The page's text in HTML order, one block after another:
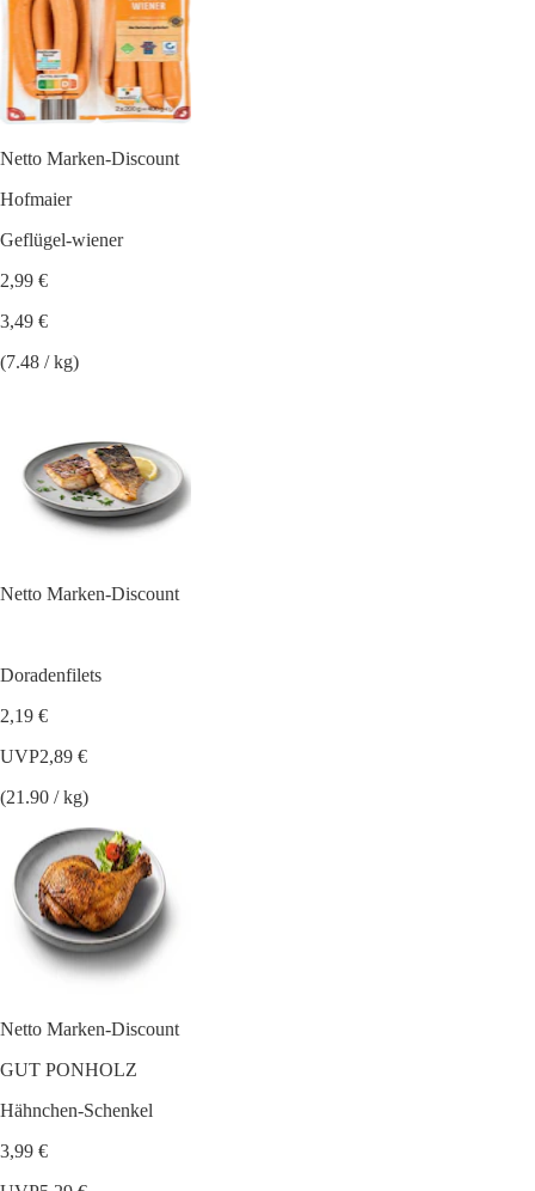
Netto Marken-Discount
Hofmaier
Geflügel-wiener
2,99 €
3,49 €
(7.48 / kg)
Netto Marken-Discount
Doradenfilets
2,19 €
UVP2,89 €
(21.90 / kg)
Netto Marken-Discount
GUT PONHOLZ
Hähnchen-Schenkel
3,99 €